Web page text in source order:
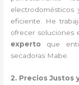
electrodomésticos
eficiente. He
ofrecer soluciones
experto que
secadoras Mabe.
2. Precios Justos